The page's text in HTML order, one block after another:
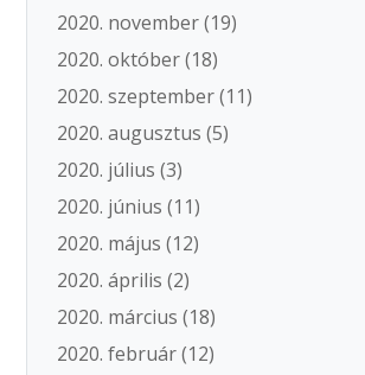
2020. november(19)
2020. október(18)
2020. szeptember(11)
2020. augusztus (5)
2020. július (3)
2020. június (11)
2020. május (12)
2020. április (2)
2020. március (18)
2020. február(12)